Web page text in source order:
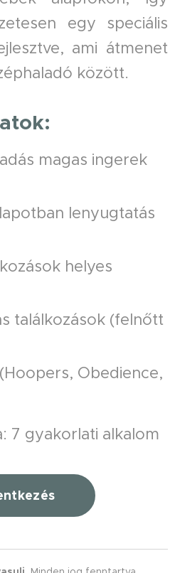
egy speciális
ami átmenet
között.
magas ingerek
lenyugtatás
helyes
találkozások (felnőtt
Obedience,
7 gyakorlati alkalom